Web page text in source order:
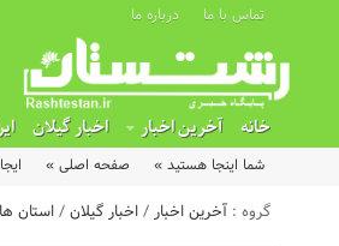
تماس با ما درباره ما
خانه آخرین اخبار اخبار گیلان
شما اینجا هستید » صفحه اصلی »
گروه : آخرین اخبار/اخبار گیلان/استان ها